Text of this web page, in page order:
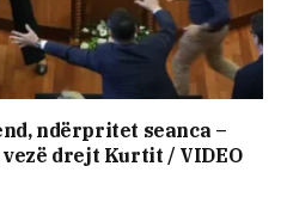
ndërpritet seanca –
drejt Kurtit / VIDEO